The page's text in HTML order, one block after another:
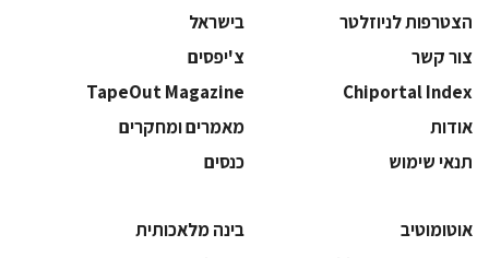
הצטרפות לניוזלטר
בישראל
צור קשר
צ'יפסים
Chiportal Index
TapeOut Magazine
אודות
מאמרים ומחקרים
תנאי שימוש
כנסים
אוטומוטיב
בינה מלאכותית